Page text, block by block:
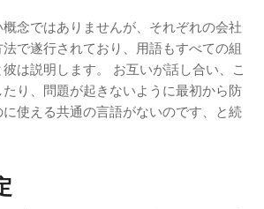
念ではありませんが、それぞれの会社
で遂行されており、用語もすべての組
は説明します。 お互いが話し合い、こ
り、問題が起きないように最初から防
に使える共通の言語がないのです、と続